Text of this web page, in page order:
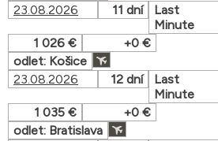
23.08.2026
11 dní
Last
Minute
1 026 €
+0 €
odlet: Košice
23.08.2026
12 dní
Last
Minute
1 035 €
+0 €
odlet: Bratislava